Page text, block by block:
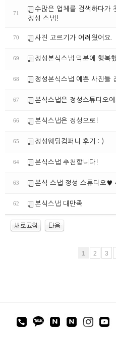
71
수많은 업체를 검색하다가
정성 스냅!
70 사진 고르기가 어려웠어요.
69 정성본식스냅 덕분에 행복
68 정성본식스냅 예쁜 사진들
67 본식스냅은 정성스튜디오
66 본식스냅은 정성으로!
65 정성웨딩컴퍼니 후기 : )
64 본식스냅 추천합니다!
63 본식 스냅 정성 스튜디오♥
62 본식스냅 대만족
1 2 3